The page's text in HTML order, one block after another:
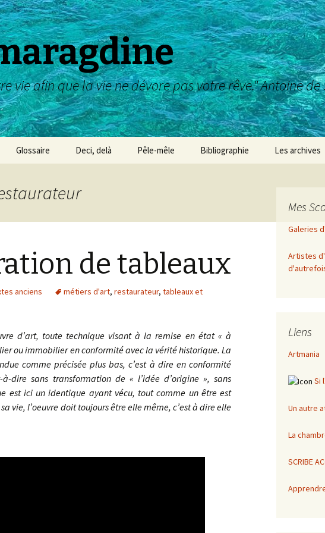
vie afin que la vie ne dévore pas votre rêve." Antoine de
Glossaire Deci, delà Pêle-mêle
peinture
sculpture
d’autrefois
Les pépites sur
GoogleArtProject
Bibliographie Les archives
de tableaux
anciens métiers d'art, restaurateur, tableaux et
d’art, toute technique visant à la remise en état « à
ou immobilier en conformité avec la vérité historique. La
comme précisée plus bas, c’est à dire en conformité
dire sans transformation de « l’idée d’origine », sans
est ici un identique ayant vécu, tout comme un être est
vie, l’oeuvre doit toujours être elle même, c’est à dire elle
Mes
Galeries
Artistes
Liens
Artmania
Si
Un autre
La
SCRIBE